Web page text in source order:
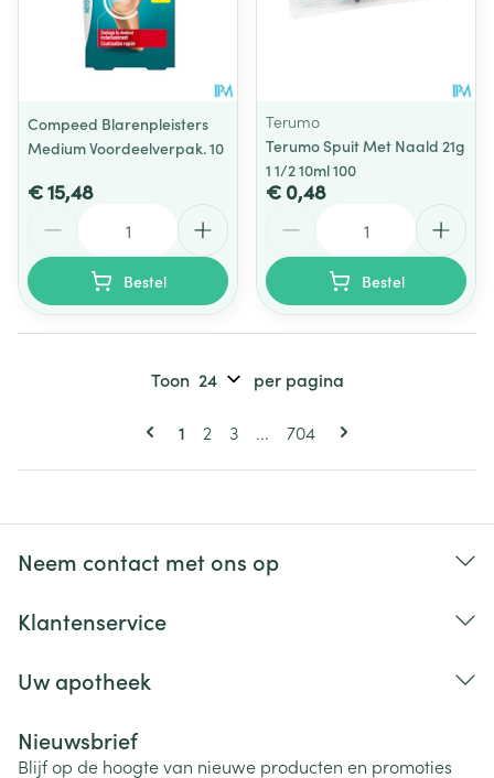
Compeed Blarenpleisters
Medium Voordeelverpak. 10
€ 15,48
Bestel
Terumo
Terumo Spuit Met Naald 21g
1 1/2 10ml 100
€ 0,48
Bestel
Pagina's
U lees momenteel pagina
1 Pagina
2 Pagina
3 ... Pagina
704
Toon per pagina
Neem contact met ons op
Klantenservice
Uw apotheek
Nieuwsbrief
Blijf op de hoogte van nieuwe producten en promoties